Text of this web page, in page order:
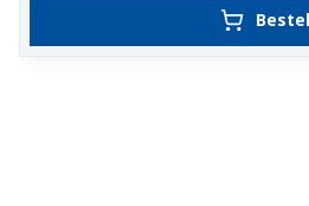
Bestel